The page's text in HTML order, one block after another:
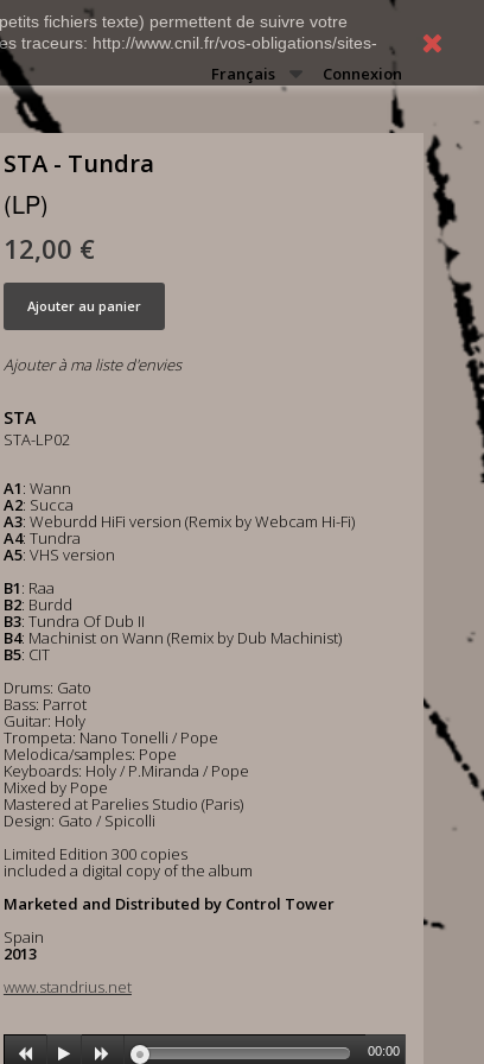
fichiers texte) permettent de suivre votre
traceurs: http://www.cnil.fr/vos-obligations/sites-
Connexion
Français
STA - Tundra
(LP)
12,00 €
Ajouter au panier
Ajouter à ma liste d'envies
STA
STA-LP02
A1: Wann
A2: Succa
A3: Weburdd HiFi version (Remix by Webcam Hi-Fi)
A4: Tundra
A5: VHS version
B1: Raa
B2: Burdd
B3: Tundra Of Dub II
B4: Machinist on Wann (Remix by Dub Machinist)
B5: CIT
Drums: Gato
Bass: Parrot
Guitar: Holy
Trompeta: Nano Tonelli / Pope
Melodica/samples: Pope
Keyboards: Holy / P.Miranda / Pope
Mixed by Pope
Mastered at Parelies Studio (Paris)
Design: Gato / Spicolli
Limited Edition 300 copies
included a digital copy of the album
Marketed and Distributed by Control Tower
Spain
2013
www.standrius.net
00:00